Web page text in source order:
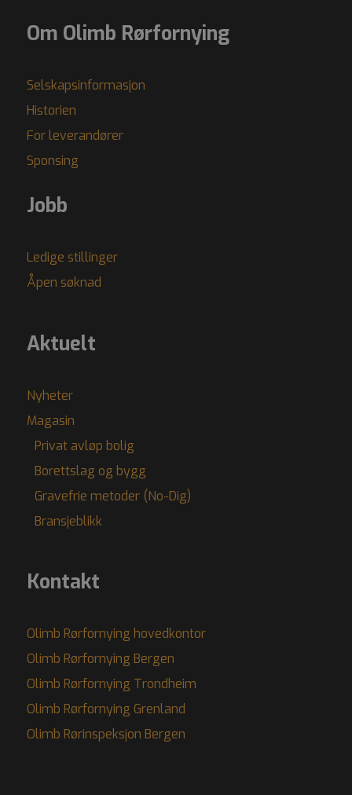
Om Olimb Rørfornying
Selskapsinformasjon
Historien
For leverandører
Sponsing
Jobb
Ledige stillinger
Åpen søknad
Aktuelt
Nyheter
Magasin
Privat avløp bolig
Borettslag og bygg
Gravefrie metoder (No-Dig)
Bransjeblikk
Kontakt
Olimb Rørfornying hovedkontor
Olimb Rørfornying Bergen
Olimb Rørfornying Trondheim
Olimb Rørfornying Grenland
Olimb Rørinspeksjon Bergen